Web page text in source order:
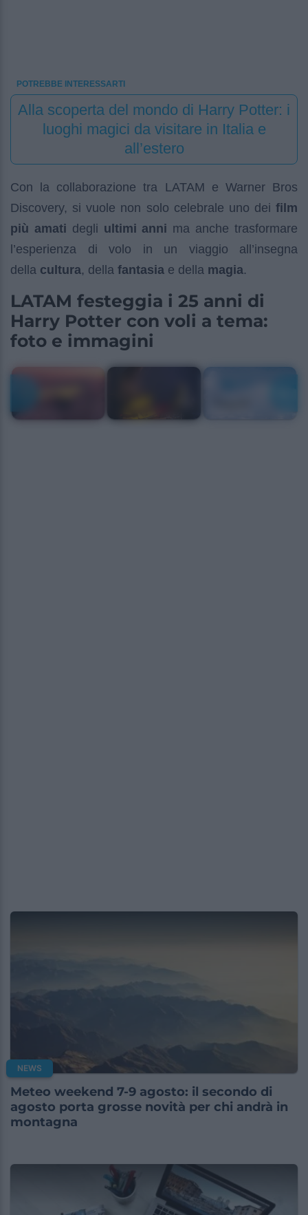
POTREBBE INTERESSARTI
Alla scoperta del mondo di Harry Potter: i
luoghi magici da visitare in Italia e
all’estero
Con la collaborazione tra LATAM e Warner Bros
Discovery, si vuole non solo celebrale uno dei film
più amati degli ultimi anni ma anche trasformare
l’esperienza di volo in un viaggio all’insegna
della cultura, della fantasia e della magia.
LATAM festeggia i 25 anni di
Harry Potter con voli a tema:
foto e immagini
NEWS
Meteo weekend 7-9 agosto: il secondo di
agosto porta grosse novità per chi andrà in
montagna